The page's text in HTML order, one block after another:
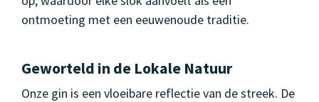
ontmoeting met een eeuwenoude traditie.
Geworteld in de Lokale Natuur
Onze gin is een vloeibare reflectie van de streek. De